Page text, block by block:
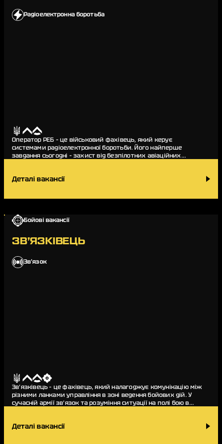
Радіоелектронна боротьба
Оператор РЕБ – це військовий фахівець, який керує
системами радіоелектронної боротьби. Його найперше
завдання сьогодні – захист від безпілотних авіаційних
Деталі вакансії
Бойові вакансії
ЗВ’ЯЗКІВЕЦЬ
Звʼязок
Зв’язківець – це фахівець, який налагоджує комунікацію між
різними ланками управління в зоні ведення бойових дій. У
сучасній армії зв’язок та розуміння ситуації на полі бою в
Деталі вакансії